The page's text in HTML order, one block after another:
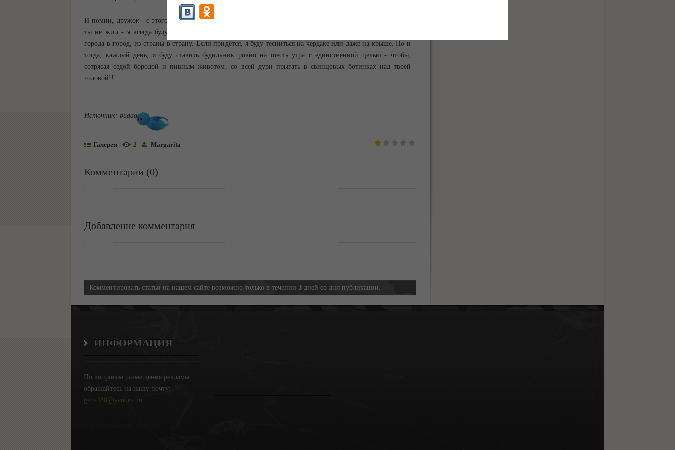
И помни, дружок - с этого дня я слежу за тобой. Где бы ты ни был, в каком бы доме, на каком бы этаже
ты не жил - я всегда буду селиться прямо над тобой. Я буду следовать по твоим пятам, переезжая из
города в город, из страны в страну. Если придётся, я буду тесниться на чердаке или даже на крыше. Но и
тогда, каждый день, я буду ставить будильник ровно на шесть утра с единственной целью - чтобы,
сотрясая седой бородой и пивным животом, со всей дури прыгать в свинцовых ботинках над твоей
головой!!
Источник: bugaga.ru
Галерея 2 Margarita
Комментарии (0)
Добавление комментария
Комментировать статьи на нашем сайте возможно только в течении 3 дней со дня публикации.
ИНФОРМАЦИЯ
По вопросам размещения рекламы
обращайтесь на нашу почту:
gena480@yandex.ru